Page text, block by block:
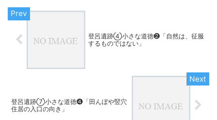
登呂遺跡④小さな道徳❷「自然は、征服
するものではない」
登呂遺跡⑦小さな道徳❹「田んぼや竪穴
住居の入口の向き」